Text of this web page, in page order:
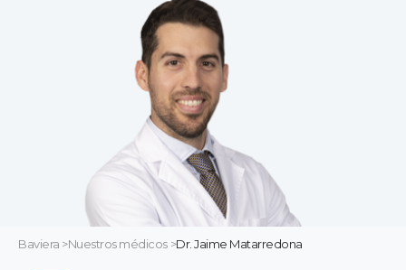
Baviera >Nuestros médicos >Dr. Jaime Matarredona